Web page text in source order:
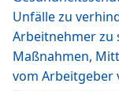
Unfälle zu
Arbeitnehmer zu
Maßnahmen,
vom Arbeitgeber